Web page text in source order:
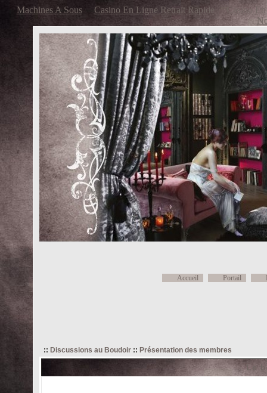
Machines A Sous Casino En Ligne Retrait Rapide
Casino
Accueil Portail
:: Discussions au Boudoir :: Présentation des membres
Le